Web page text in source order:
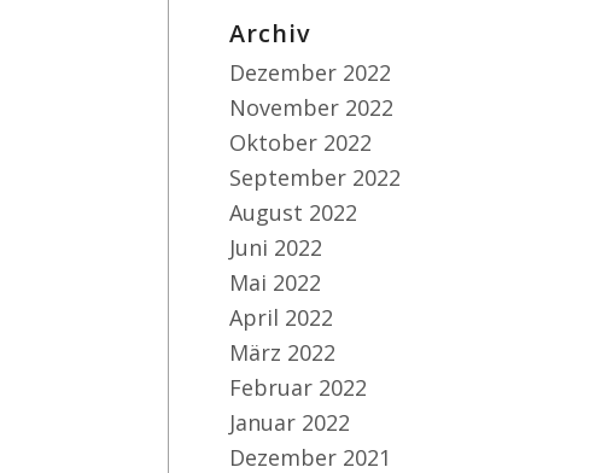
Archiv
Dezember 2022
November 2022
Oktober 2022
September 2022
August 2022
Juni 2022
Mai 2022
April 2022
März 2022
Februar 2022
Januar 2022
Dezember 2021